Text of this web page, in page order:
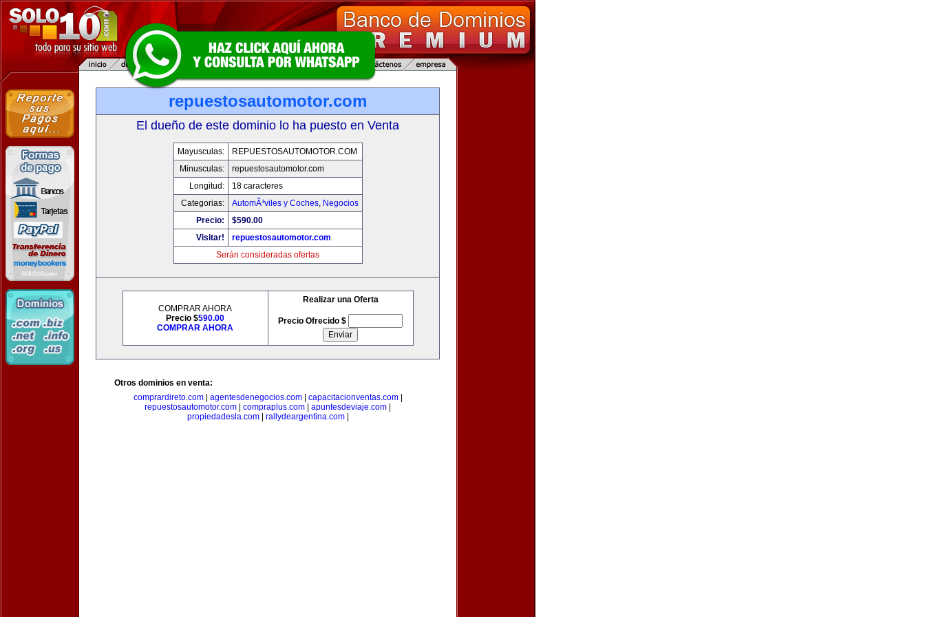
repuestosautomotor.com
El dueño de este dominio lo ha puesto en Venta
Mayusculas:
REPUESTOSAUTOMOTOR.COM
Minusculas:
repuestosautomotor.com
Longitud:
18 caracteres
Categorias:
AutomÃ³viles y Coches, Negocios
Precio:
$590.00
Visitar!
repuestosautomotor.com
Serán consideradas ofertas
COMPRAR AHORA
Precio $590.00
COMPRAR AHORA
Realizar una Oferta
Precio Ofrecido $
Otros dominios en venta:
comprardireto.com| agentesdenegocios.com| capacitacionventas.com|
repuestosautomotor.com
compraplus.com apuntesdeviaje.com
propiedadesla.com| rallydeargentina.com|